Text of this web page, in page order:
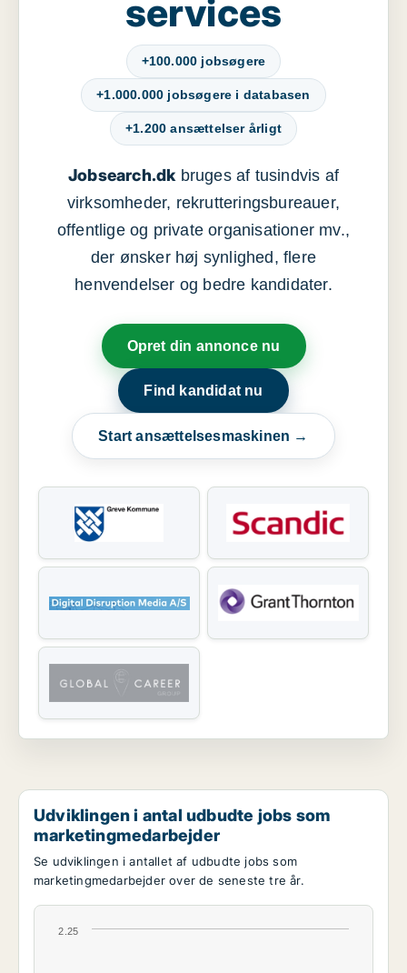
services
+100.000 jobsøgere
+1.000.000 jobsøgere i databasen
+1.200 ansættelser årligt
Jobsearch.dkbruges af tusindvis af
virksomheder, rekrutteringsbureauer,
offentlige og private organisationer mv.,
der ønsker høj synlighed, flere
henvendelser og bedre kandidater.
Opret din annonce nu
Find kandidat nu
Start ansættelsesmaskinen →
Udviklingen i antal udbudte jobs som
marketingmedarbejder
Se udviklingen i antallet af udbudte jobs som
marketingmedarbejder over de seneste tre år.
2.25